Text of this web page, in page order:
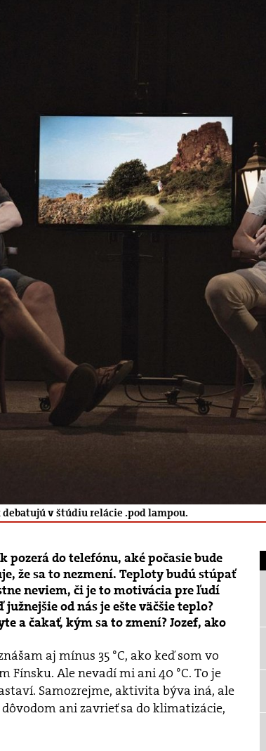
debatujú v štúdiu relácie .pod lampou.
pozerá do telefónu, aké počasie bude
že sa to nezmení. Teploty budú stúpať
neviem, či je to motivácia pre ľudí
od nás je ešte väčšie teplo?
a čakať, kým sa to zmení? Jozef, ako
aj mínus 35 °C, ako keď som vo
Fínsku. Ale nevadí mi ani 40 °C. To je
Samozrejme, aktivita býva iná, ale
ani zavrieť sa do klimatizácie,